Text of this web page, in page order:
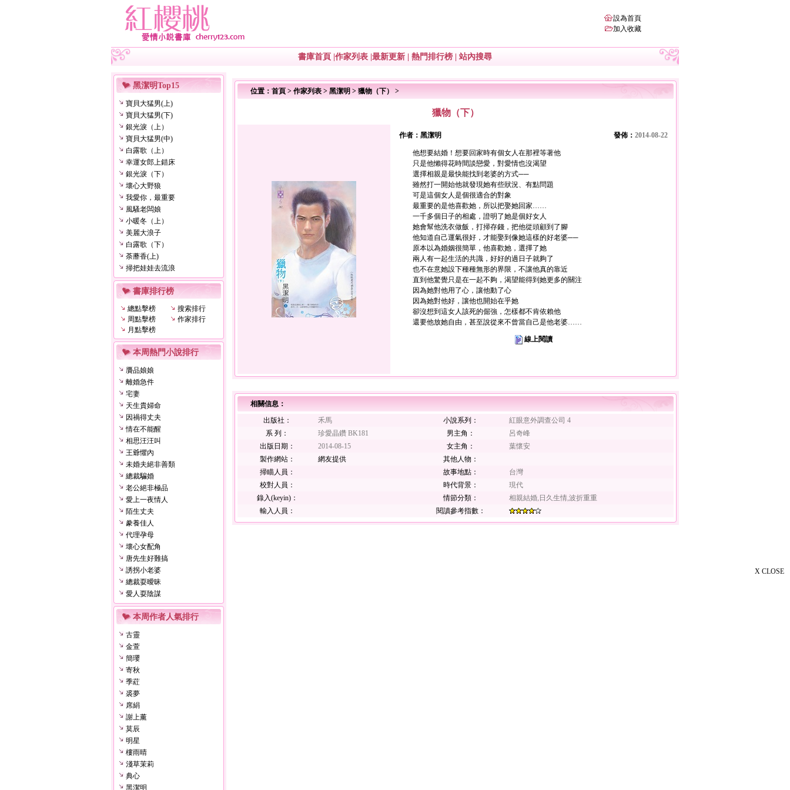
X CLOSE
設為首頁
加入收藏
書庫首頁 作家列表 最新更新 熱門排行榜 站內搜尋
黑潔明Top15
寶貝大猛男(上)
寶貝大猛男(下)
銀光淚（上）
寶貝大猛男(中)
白露歌（上）
幸運女郎上錯床
銀光淚（下）
壞心大野狼
我愛你，最重要
風騷老闆娘
小暖冬（上）
美麗大浪子
白露歌（下）
荼蘼香(上)
掃把娃娃去流浪
書庫排行榜
總點擊榜
搜索排行
周點擊榜
作家排行
月點擊榜
本周熱門小說排行
贗品娘娘
離婚急件
宅妻
天生貴婦命
因禍得丈夫
情在不能醒
相思汪汪叫
王爺懼內
未婚夫絕非善類
總裁騙婚
老公絕非極品
愛上一夜情人
陌生丈夫
豢養佳人
代理孕母
壞心女配角
唐先生好難搞
誘拐小老婆
總裁耍曖昧
愛人耍陰謀
本周作者人氣排行
古靈
金萱
簡瓔
寄秋
季葒
裘夢
席絹
謝上薰
莫辰
明星
樓雨晴
淺草茉莉
典心
黑潔明
位置： 首頁 > 作家列表 > 黑潔明 > 獵物（下） >
獵物（下）
作者： 黑潔明 發佈： 2014-08-22
他想要結婚！想要回家時有個女人在那裡等著他
只是他懶得花時間談戀愛，對愛情也沒渴望
選擇相親是最快能找到老婆的方式──
雖然打一開始他就發現她有些狀況、有點問題
可是這個女人是個很適合的對象
最重要的是他喜歡她，所以把娶她回家……
一千多個日子的相處，證明了她是個好女人
她會幫他洗衣做飯，打掃存錢，把他從頭顧到了腳
他知道自己運氣很好，才能娶到像她這樣的好老婆──
原本以為婚姻很簡單，他喜歡她，選擇了她
兩人有一起生活的共識，好好的過日子就夠了
也不在意她設下種種無形的界限，不讓他真的靠近
直到他驚覺只是在一起不夠，渴望能得到她更多的關注
因為她對他用了心，讓他動了心
因為她對他好，讓他也開始在乎她
卻沒想到這女人該死的倔強，怎樣都不肯依賴他
還要他放她自由，甚至說從來不曾當自己是他老婆……
線上閱讀
相關信息：
出版社：
禾馬 小說系列：
紅眼意外調查公司 4
系 列：
珍愛晶鑽 BK181 男主角：
呂奇峰
出版日期：
2014-08-15 女主角：
葉懷安
製作網站：
網友提供
其他人物：
掃瞄人員：
故事地點：
台灣
校對人員：
時代背景：
現代
錄入(keyin)：
情節分類：
相親結婚,日久生情,波折重重
輸入人員：
閱讀參考指數：